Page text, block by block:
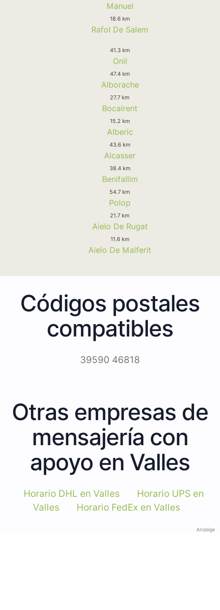
Manuel
18.6 km
Rafol De Salem
41.3 km
Onil
47.4 km
Alborache
27.7 km
Bocairent
15.2 km
Alberic
43.6 km
Alcasser
38.4 km
Benifallim
54.7 km
Polop
21.7 km
Aielo De Rugat
11.6 km
Aielo De Malferit
Códigos postales
compatibles
39590 46818
Otras empresas de
mensajería con
apoyo en Valles
Horario DHL en Valles
Horario UPS en
Valles
Horario FedEx en Valles
Anzeige